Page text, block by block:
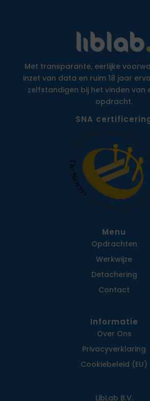
Met transparante, eerlijke
inzet van data en ruim 18 jaar
zelfstandigen bij het vinden van
opdracht.
SNA
Menu
Opdrachten
Werkwijze
Detachering
Contact
Informatie
Over Ons
Privacy­verklaring
Cookiebeleid (EU)
LibLab B.V.